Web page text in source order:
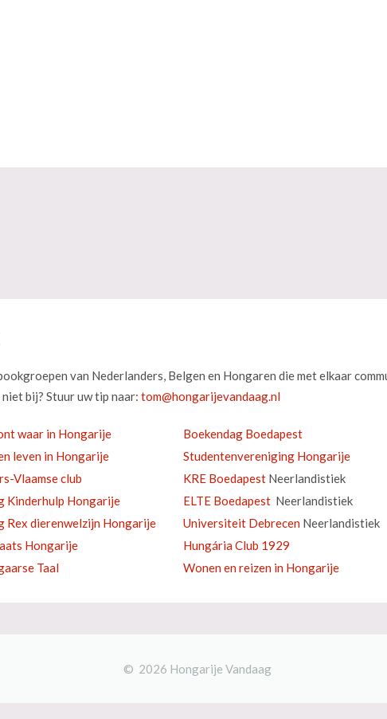
van Nederlanders, Belgen en Hongaren die met elkaar
bij? Stuur uw tip naar:
waar in Hongarije
Boekendag Boedapest
leven in Hongarije
Studentenvereniging Hongarije
Vlaamse club KRE Boedapest Neerlandistiek
Kinderhulp Hongarije ELTE Boedapest Neerlandistiek
Rex dierenwelzijn Hongarije Universiteit Debrecen Neerlandistiek
Hongarije
Hungária Club 1929
Taal Wonen en reizen in Hongarije
© 2026 Hongarije Vandaag